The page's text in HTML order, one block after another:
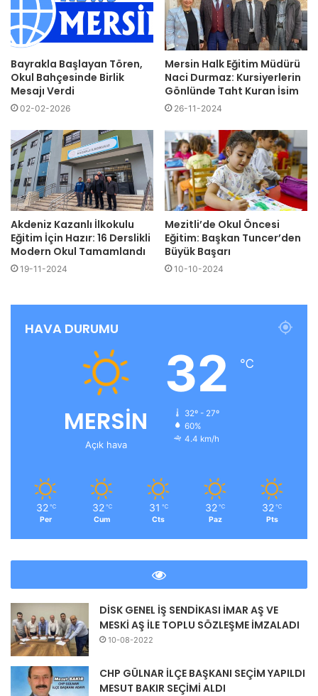
Bayrakla Başlayan Tören,
Okul Bahçesinde Birlik
Mesajı Verdi
02-02-2026
Mersin Halk Eğitim Müdürü
Naci Durmaz: Kursiyerlerin
Gönlünde Taht Kuran İsim
26-11-2024
Akdeniz Kazanlı İlkokulu
Eğitim İçin Hazır: 16 Derslikli
Modern Okul Tamamlandı
19-11-2024
Mezitli’de Okul Öncesi
Eğitim: Başkan Tuncer’den
Büyük Başarı
10-10-2024
HAVA DURUMU
MERSİN
Açık hava
32 ℃
32º - 27º
60%
4.4 km/h
32 ℃
Per
32 ℃
Cum
31 ℃
Cts
32 ℃
Paz
32 ℃
Pts
DİSK GENEL İŞ SENDİKASI İMAR AŞ VE
MESKİ AŞ İLE TOPLU SÖZLEŞME İMZALADI
10-08-2022
CHP GÜLNAR İLÇE BAŞKANI SEÇİM YAPILDI
MESUT BAKIR SEÇİMİ ALDI